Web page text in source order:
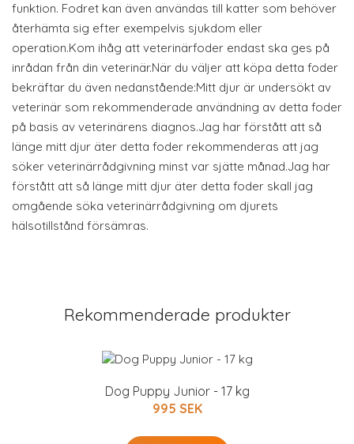
funktion. Fodret kan även användas till katter som behöver
återhämta sig efter exempelvis sjukdom eller
operation.Kom ihåg att veterinärfoder endast ska ges på
inrådan från din veterinär.När du väljer att köpa detta foder
bekräftar du även nedanstående:Mitt djur är undersökt av
veterinär som rekommenderade användning av detta foder
på basis av veterinärens diagnos.Jag har förstått att så
länge mitt djur äter detta foder rekommenderas att jag
söker veterinärrådgivning minst var sjätte månad.Jag har
förstått att så länge mitt djur äter detta foder skall jag
omgående söka veterinärrådgivning om djurets
hälsotillstånd försämras.
Rekommenderade produkter
Dog Puppy Junior - 17 kg
995 SEK